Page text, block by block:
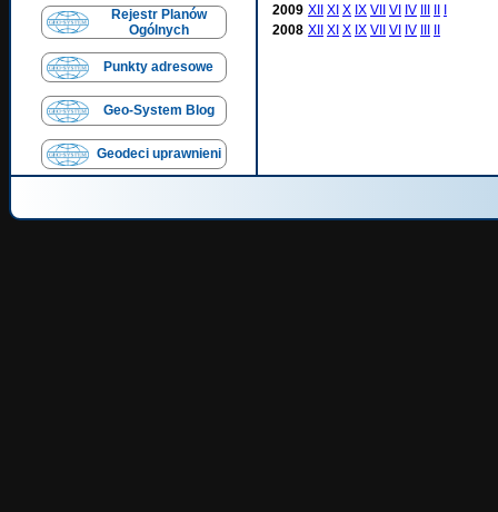
Rejestr Planów
Ogólnych
Punkty adresowe
Geo-System Blog
Geodeci uprawnieni
2009 XII XI X IX VII VI IV
2008 XII XI X IX VII VI IV